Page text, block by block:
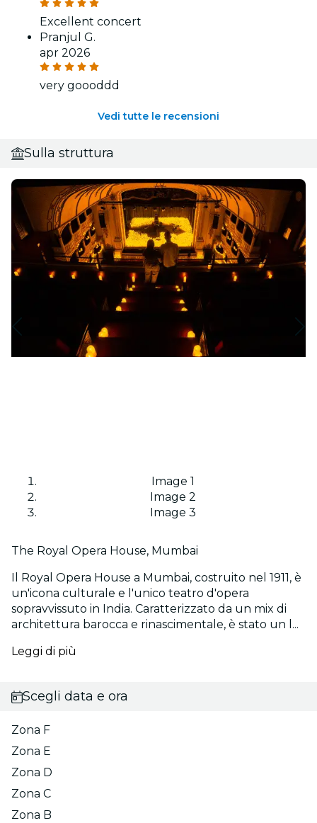
Excellent concert
Pranjul G.
apr 2026
very goooddd
Vedi tutte le recensioni
Sulla struttura
Image 1
Image 2
Image 3
The Royal Opera House, Mumbai
Il Royal Opera House a Mumbai, costruito nel 1911, è
un'icona culturale e l'unico teatro d'opera
sopravvissuto in India. Caratterizzato da un mix di
architettura barocca e rinascimentale, è stato un l...
Leggi di più
Scegli data e ora
Zona F
Zona E
Zona D
Zona C
Zona B